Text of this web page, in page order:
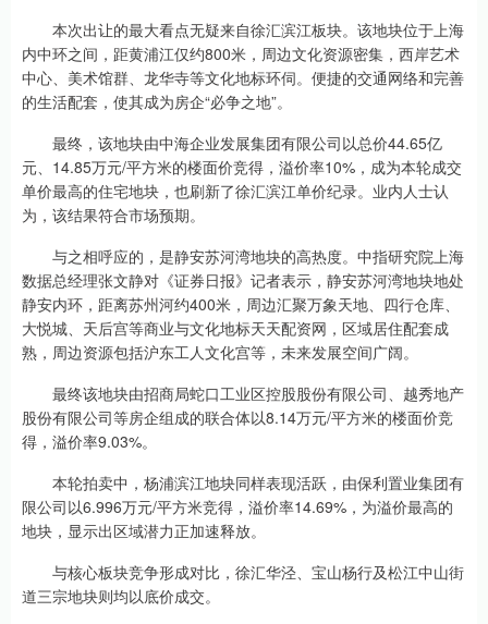
本次出让的最大看点无疑来自徐汇滨江板块。该地块位于上海
内中环之间，距黄浦江仅约800米，周边文化资源密集，西岸艺术
中心、美术馆群、龙华寺等文化地标环伺。便捷的交通网络和完善
的生活配套，使其成为房企“必争之地”。
最终，该地块由中海企业发展集团有限公司以总价44.65亿
元、14.85万元/平方米的楼面价竞得，溢价率10%，成为本轮成交
单价最高的住宅地块，也刷新了徐汇滨江单价纪录。业内人士认
为，该结果符合市场预期。
与之相呼应的，是静安苏河湾地块的高热度。中指研究院上海
数据总经理张文静对《证券日报》记者表示，静安苏河湾地块地处
静安内环，距离苏州河约400米，周边汇聚万象天地、四行仓库、
大悦城、天后宫等商业与文化地标天天配资网，区域居住配套成
熟，周边资源包括沪东工人文化宫等，未来发展空间广阔。
最终该地块由招商局蛇口工业区控股股份有限公司、越秀地产
股份有限公司等房企组成的联合体以8.14万元/平方米的楼面价竞
得，溢价率9.03%。
本轮拍卖中，杨浦滨江地块同样表现活跃，由保利置业集团有
限公司以6.996万元/平方米竞得，溢价率14.69%，为溢价最高的
地块，显示出区域潜力正加速释放。
与核心板块竞争形成对比，徐汇华泾、宝山杨行及松江中山街
道三宗地块则均以底价成交。